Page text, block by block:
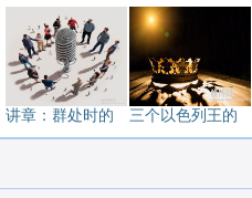
讲章：群处时的 三个以色列王的